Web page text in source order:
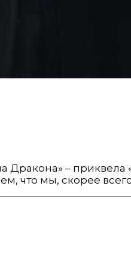
Дракона» –
что мы, скорее